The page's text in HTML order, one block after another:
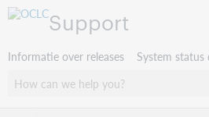
Support
Informatie over releases System status